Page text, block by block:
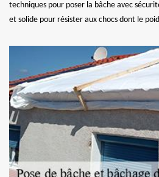
techniques pour poser la bâche avec
et solide pour résister aux chocs dont le